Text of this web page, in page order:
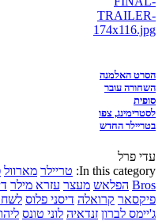
הסרט האלמנה
השחורה עובר
סופית
לסטרימינג, צפו
בטריילר החדש
עדי פרל
In this category: טריילר מארוול
Bros הפלאש מעצר עזרא מילר
פיקסאר קרואלה דיסני פלוס
ג'יימס לברון זנדאיה לוני טונס